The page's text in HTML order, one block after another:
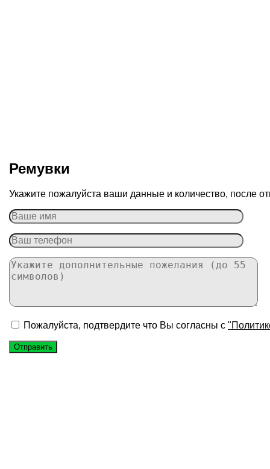
Ремувки
Укажите пожалуйста ваши данные и количество, после
Пожалуйста, подтвердите что Вы согласны с